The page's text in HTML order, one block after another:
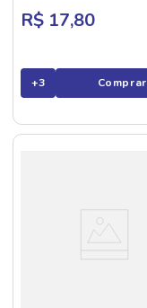
R$ 17,80
+3 Comprar